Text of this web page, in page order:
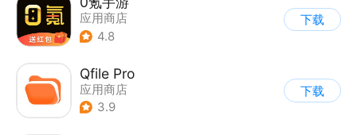
应用商店
4.8
下载
Qfile Pro
应用商店
3.9
下载